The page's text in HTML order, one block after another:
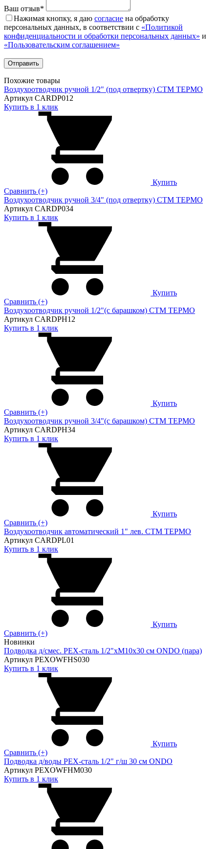
Ваш отзыв*
Нажимая кнопку, я даю согласие на обработку
персональных данных, в соответствии с «Политикой
конфиденциальности и обработки персональных данных» и
«Пользовательским соглашением»
Похожие товары
Воздухоотводчик ручной 1/2" (под отвертку) CTM ТЕРМО
Артикул CARDP012
Купить в 1 клик
Купить
Сравнить (+)
Воздухоотводчик ручной 3/4" (под отвертку) CTM ТЕРМО
Артикул CARDP034
Купить в 1 клик
Купить
Сравнить (+)
Воздухоотводчик ручной 1/2"(с барашком) CTM ТЕРМО
Артикул CARDPH12
Купить в 1 клик
Купить
Сравнить (+)
Воздухоотводчик ручной 3/4"(с барашком) CTM ТЕРМО
Артикул CARDPH34
Купить в 1 клик
Купить
Сравнить (+)
Воздухоотводчик автоматический 1" лев. СТМ ТЕРМО
Артикул CARDPL01
Купить в 1 клик
Купить
Сравнить (+)
Новинки
Подводка д/смес. PEX-сталь 1/2"xM10x30 см ONDO (пара)
Артикул PEXOWFHS030
Купить в 1 клик
Купить
Сравнить (+)
Подводка д/воды PEX-сталь 1/2" г/ш 30 cм ONDO
Артикул PEXOWFHM030
Купить в 1 клик